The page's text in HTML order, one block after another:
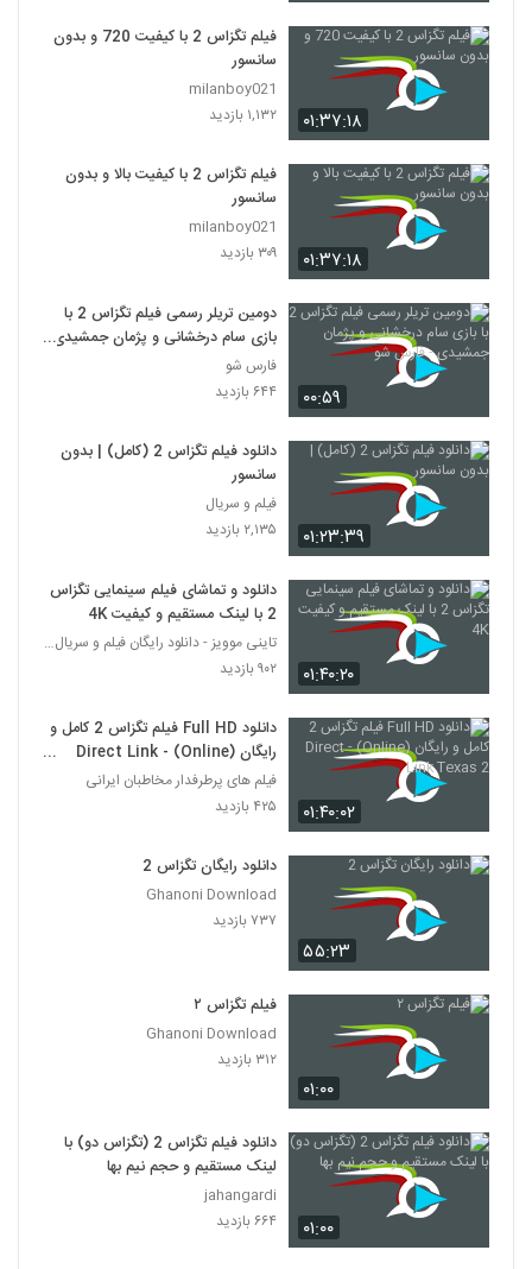
۰۱:۳۷:۱۸
فیلم تگزاس 2 با کیفیت 720 و بدون
سانسور
milanboy021
۱,۱۳۲ بازدید
۰۱:۳۷:۱۸
فیلم تگزاس 2 با کیفیت بالا و بدون
سانسور
milanboy021
۳۰۹ بازدید
۰۰:۵۹
دومین تریلر رسمی فیلم تگزاس 2 با
بازی سام درخشانی و پژمان جمشیدی
- فارس شو
فارس شو
۶۴۴ بازدید
۰۱:۲۳:۳۹
دانلود فیلم تگزاس 2 (کامل) | بدون
سانسور
فیلم و سریال
۲,۱۳۵ بازدید
۰۱:۴۰:۲۰
دانلود و تماشای فیلم سینمایی تگزاس
2 با لینک مستقیم و کیفیت 4K
تاینی موویز - دانلود رایگان فیلم و سریال ایرانی جد
۹۰۲ بازدید
۰۱:۴۰:۰۲
دانلود Full HD فیلم تگزاس 2 کامل و
رایگان (Online) - Direct Link
Texas 2
فیلم های پرطرفدار مخاطبان ایرانی
۴۲۵ بازدید
۵۵:۲۳
دانلود رایگان تگزاس 2
Ghanoni Download
۷۳۷ بازدید
۰۱:۰۰
فیلم تگزاس ۲
Ghanoni Download
۳۱۲ بازدید
۰۱:۰۰
دانلود فیلم تگزاس 2 (تگزاس دو) با
لینک مستقیم و حجم نیم بها
jahangardi
۶۶۴ بازدید